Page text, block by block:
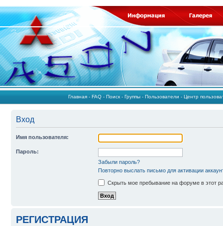
Главная - FAQ - Поиск - Группы - Пользователи - Центр
Вход
Имя пользователя:
Пароль:
Забыли пароль?
Повторно выслать письмо для активации
Скрыть мое пребывание на форуме в этот
РЕГИСТРАЦИЯ